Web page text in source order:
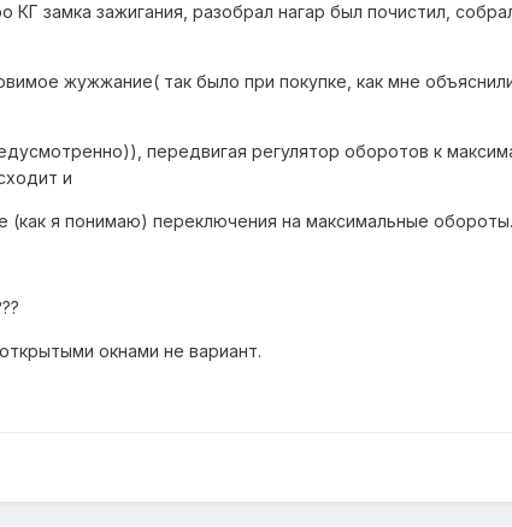
замка зажигания, разобрал нагар был почистил,
жужжание( так было при покупке, как мне
передвигая регулятор оборотов к
и
(как я понимаю) переключения на максимальные обороты.
окнами не вариант.